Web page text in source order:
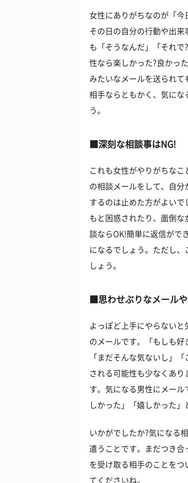
女性にありがちなのが「
その日の自分の行動や出
も「そうなんだ」「それで
性なら楽しかった?良かっ
みたいなメールを送られ
相手ならともかく、気にな
う。
■深刻な相談事はNG!
これも女性がやりがちな
の相談メールをして、自分
するのは止めた方がよい
もと困惑されたり、面倒
談ならOK!簡単に返信がで
になるでしょう。ただし
しょう。
■思わせぶりなメール
よっぽど上手にやらない
のメールです。「もしも好
「まだそんな気ないし」
される可能性も少なくあ
す。気になる男性にメー
しかった」「嬉しかった」
いかがでしたか?気になる
遣うことです。まだつき合
を受け取る相手のことを
てくださいね。